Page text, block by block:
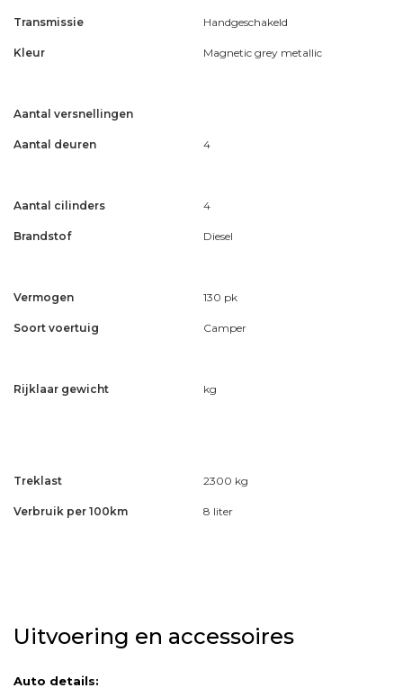
Transmissie Handgeschakeld
Kleur Magnetic grey metallic
Aantal versnellingen
Aantal deuren 4
Aantal cilinders 4
Brandstof Diesel
Vermogen 130 pk
Soort voertuig Camper
Rijklaar gewicht kg
Treklast 2300 kg
Verbruik per 100km 8 liter
Uitvoering en accessoires
Auto details: